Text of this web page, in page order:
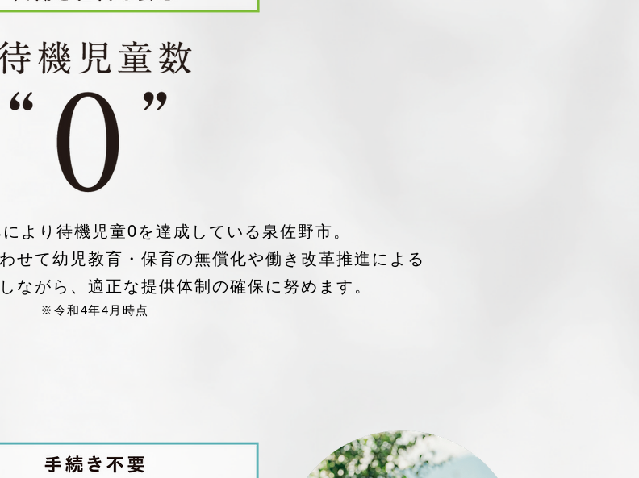
より待機児童0を達成している泉佐野市。
せて幼児教育・保育の無償化や働き改革推進による
ながら、適正な提供体制の確保に努めます。
※令和4年4月時点